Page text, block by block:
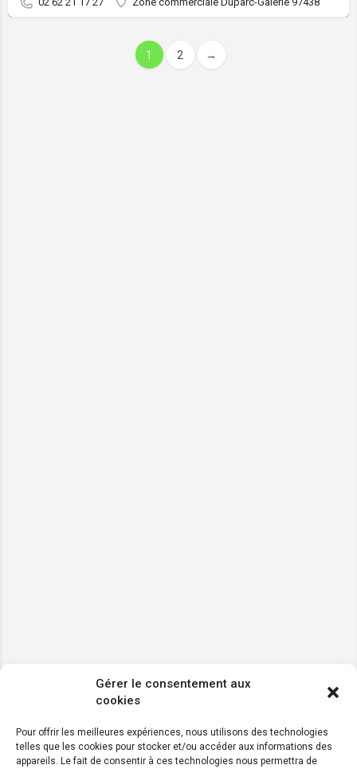
Gérer le consentement aux
cookies
Pour offrir les meilleures expériences, nous utilisons des technologies
telles que les cookies pour stocker et/ou accéder aux informations des
appareils. Le fait de consentir à ces technologies nous permettra de
1 2 →